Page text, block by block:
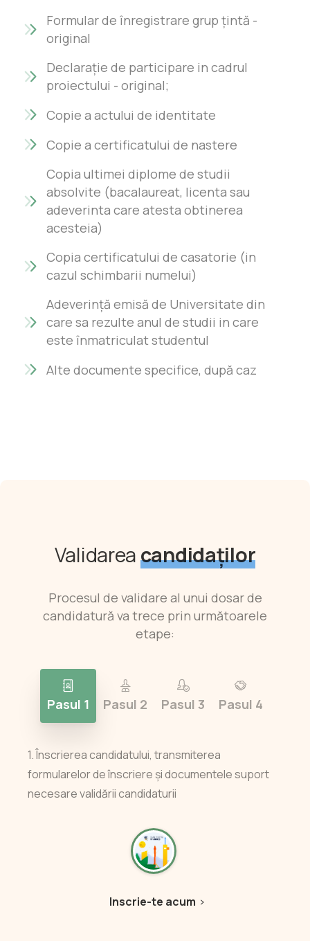
Formular de înregistrare grup țintă -
original
Declarație de participare in cadrul
proiectului - original;
Copie a actului de identitate
Copie a certificatului de nastere
Copia ultimei diplome de studii
absolvite (bacalaureat, licenta sau
adeverinta care atesta obtinerea
acesteia)
Copia certificatului de casatorie (in
cazul schimbarii numelui)
Adeverință emisă de Universitate din
care sa rezulte anul de studii in care
este înmatriculat studentul
Alte documente specifice, după caz
Validareacandidaților
Procesul de validare al unui dosar de
candidatură va trece prin următoarele
etape:
Pasul 1 Pasul 2 Pasul 3 Pasul 4
1. Înscrierea candidatului, transmiterea
formularelor de înscriere și documentele suport
necesare validării candidaturii
Inscrie-te acum